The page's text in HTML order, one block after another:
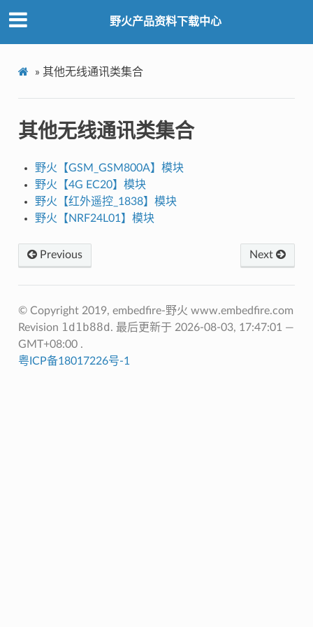
野火产品资料下载中心
» 其他无线通讯类集合
其他无线通讯类集合
野火【GSM_GSM800A】模块
野火【4G EC20】模块
野火【红外遥控_1838】模块
野火【NRF24L01】模块
Next
Previous
© Copyright 2019, embedfire-野火 www.embedfire.com
Revision 1d1b88d. 最后更新于 2026-08-03, 17:47:01 —
GMT+08:00 .
粤ICP备18017226号-1